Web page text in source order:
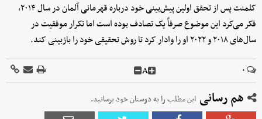
کلمنت پس از تحقق اولین پیش‌بینی خود درباره قهرمانی آلمان در سال ۲۰۱۴،
فکر می‌کرد این موضوع صرفاً یک تصادف بوده است اما تکرار موفقیت در
سال‌های ۲۰۱۸ و ۲۰۲۲ او را وادار کرد تا روش تحقیقی خود را بازبینی کند.
۰ A
هم رسانی این مطلب را به دوستان خود برسانید.